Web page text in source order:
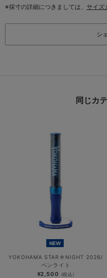
※採寸の詳細につきましては、 サイズ
シ
同じカ
NEW
YOKOHAMA STAR☆NIGHT 2026/
ペンライト
¥2,500 (税込)